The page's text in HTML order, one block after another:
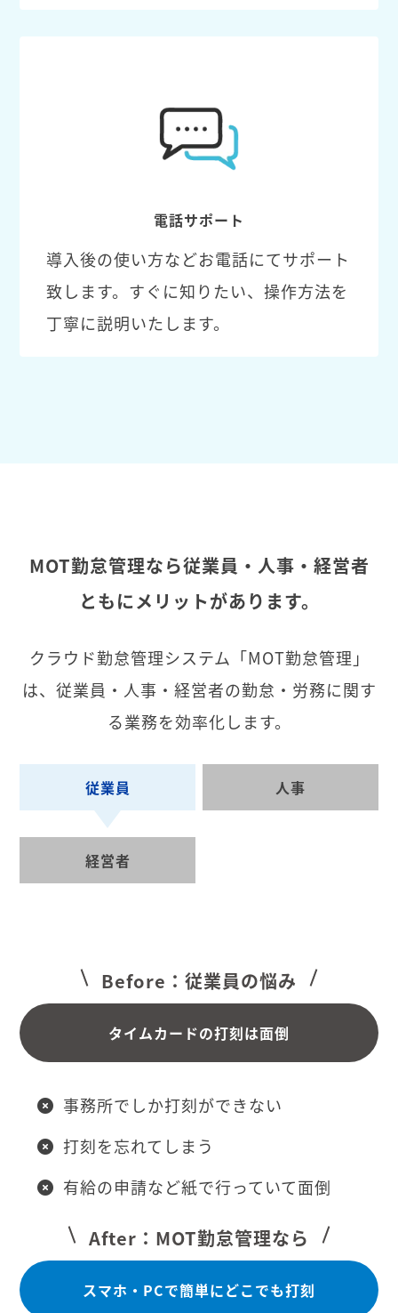
電話サポート
導入後の使い方などお電話にてサポート
致します。すぐに知りたい、操作方法を
丁寧に説明いたします。
MOT勤怠管理なら従業員・人事・経営者
ともにメリットがあります。
クラウド勤怠管理システム「MOT勤怠管理」
は、従業員・人事・経営者の勤怠・労務に関す
る業務を効率化します。
従業員 人事
経営者
Before：従業員の悩み
タイムカードの打刻は面倒
事務所でしか打刻ができない
打刻を忘れてしまう
有給の申請など紙で行っていて面倒
After：MOT勤怠管理なら
スマホ・PCで簡単にどこでも打刻